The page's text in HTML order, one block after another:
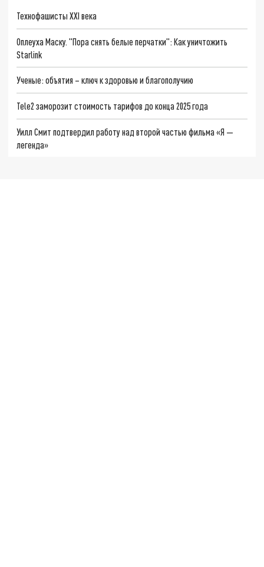
Технофашисты XXI века
Оплеуха Маску. "Пора снять белые перчатки": Как уничтожить
Starlink
Ученые: объятия – ключ к здоровью и благополучию
Tele2 заморозит стоимость тарифов до конца 2025 года
Уилл Смит подтвердил работу над второй частью фильма «Я —
легенда»